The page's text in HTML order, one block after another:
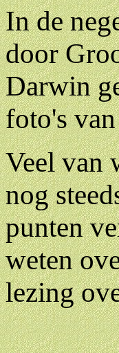
In de
door
Darwin
foto's
Veel van
nog
punten
weten
lezing